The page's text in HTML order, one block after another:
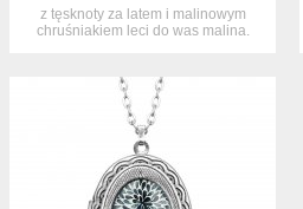
z tęsknoty za latem i malinowym
chruśniakiem leci do was malina.